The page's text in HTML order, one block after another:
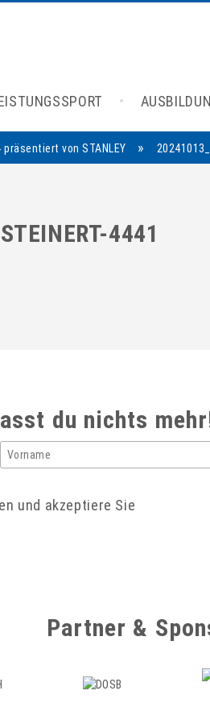
von STANLEY »
4441
du nichts
und akzeptiere Sie
Partner &